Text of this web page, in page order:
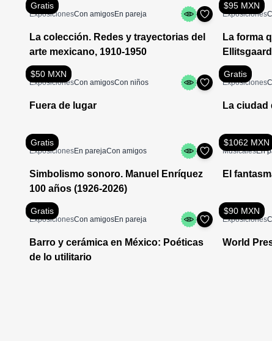
Gratis
ExposicionesCon amigosEn pareja
La colección. Redes y trayectorias del
arte mexicano, 1910-1950
$95 MXN
Exposiciones
La forma
Ellitsgaard
$50 MXN
ExposicionesCon amigosCon niños
Fuera de lugar
Gratis
Exposiciones
La ciudad
Gratis
ExposicionesEn parejaCon amigos
Simbolismo sonoro. Manuel Enríquez
100 años (1926-2026)
$1062 MXN
MusicalesEn
El
Gratis
ExposicionesCon amigosEn pareja
Barro y cerámica en México: Poéticas
de lo utilitario
$90 MXN
Exposiciones
World